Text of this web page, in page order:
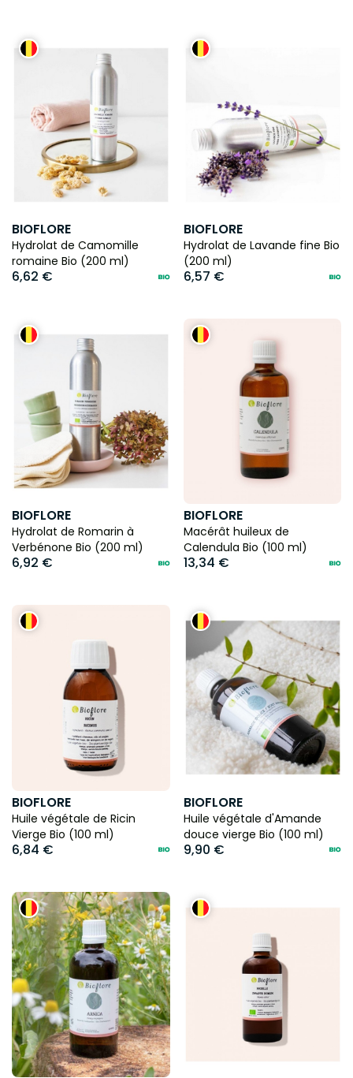
BIOFLORE
Hydrolat de Camomille
romaine Bio (200 ml)
6,62 €
BIOFLORE
Hydrolat de Lavande fine Bio
(200 ml)
6,57 €
BIOFLORE
Hydrolat de Romarin à
Verbénone Bio (200 ml)
6,92 €
BIOFLORE
Macérât huileux de
Calendula Bio (100 ml)
13,34 €
BIOFLORE
Huile végétale de Ricin
Vierge Bio (100 ml)
6,84 €
BIOFLORE
Huile végétale d'Amande
douce vierge Bio (100 ml)
9,90 €